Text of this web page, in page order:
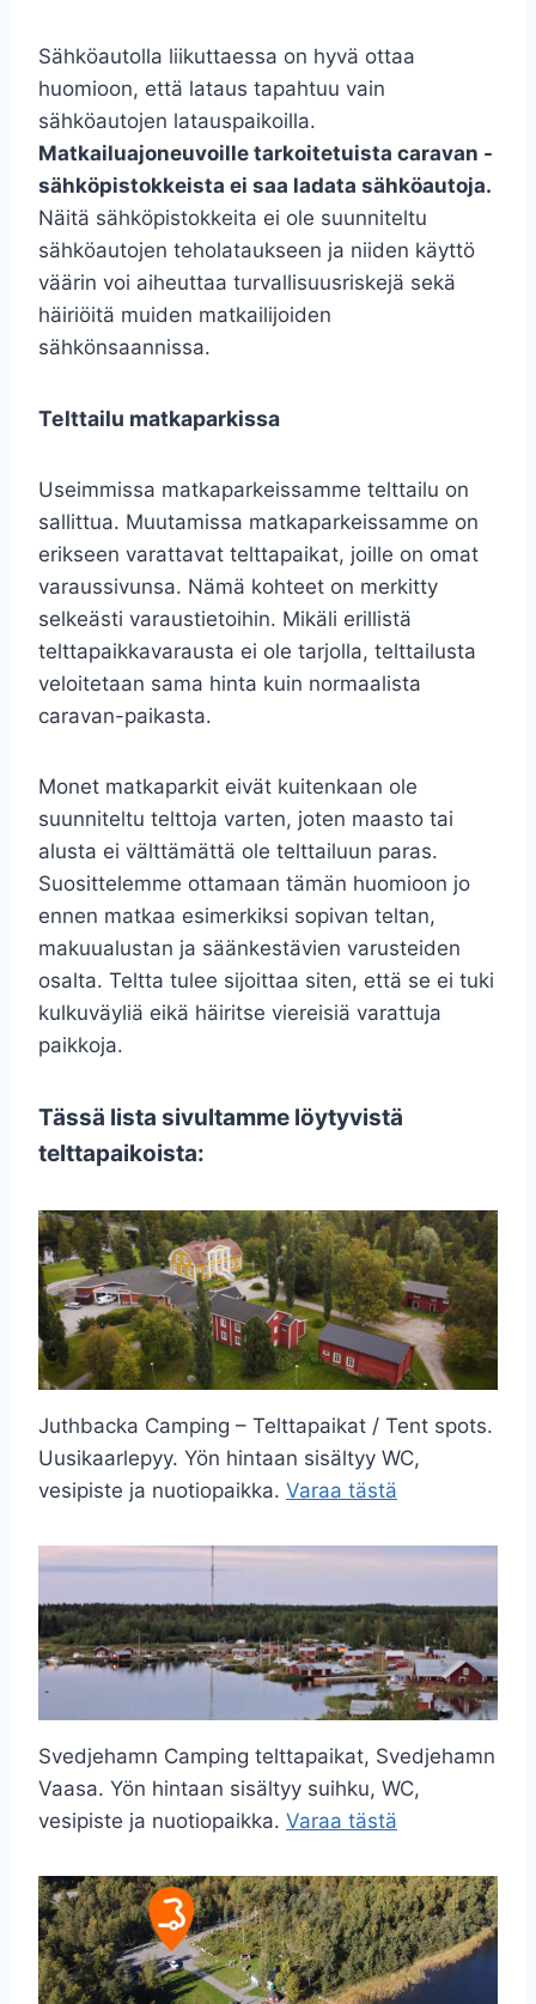
Sähköautolla liikuttaessa on hyvä ottaa
huomioon, että lataus tapahtuu vain
sähköautojen latauspaikoilla.
Matkailuajoneuvoille tarkoitetuista caravan -
sähköpistokkeista ei saa ladata sähköautoja.
Näitä sähköpistokkeita ei ole suunniteltu
sähköautojen teholataukseen ja niiden käyttö
väärin voi aiheuttaa turvallisuusriskejä sekä
häiriöitä muiden matkailijoiden
sähkönsaannissa.
Telttailu matkaparkissa
Useimmissa matkaparkeissamme telttailu on
sallittua. Muutamissa matkaparkeissamme on
erikseen varattavat telttapaikat, joille on omat
varaussivunsa. Nämä kohteet on merkitty
selkeästi varaustietoihin. Mikäli erillistä
telttapaikkavarausta ei ole tarjolla, telttailusta
veloitetaan sama hinta kuin normaalista
caravan-paikasta.
Monet matkaparkit eivät kuitenkaan ole
suunniteltu telttoja varten, joten maasto tai
alusta ei välttämättä ole telttailuun paras.
Suosittelemme ottamaan tämän huomioon jo
ennen matkaa esimerkiksi sopivan teltan,
makuualustan ja säänkestävien varusteiden
osalta. Teltta tulee sijoittaa siten, että se ei tuki
kulkuväyliä eikä häiritse viereisiä varattuja
paikkoja.
Tässä lista sivultamme löytyvistä
telttapaikoista:
Juthbacka Camping – Telttapaikat / Tent spots.
Uusikaarlepyy. Yön hintaan sisältyy WC,
vesipiste ja nuotiopaikka. Varaa tästä
Svedjehamn Camping telttapaikat, Svedjehamn
Vaasa. Yön hintaan sisältyy suihku, WC,
vesipiste ja nuotiopaikka. Varaa tästä